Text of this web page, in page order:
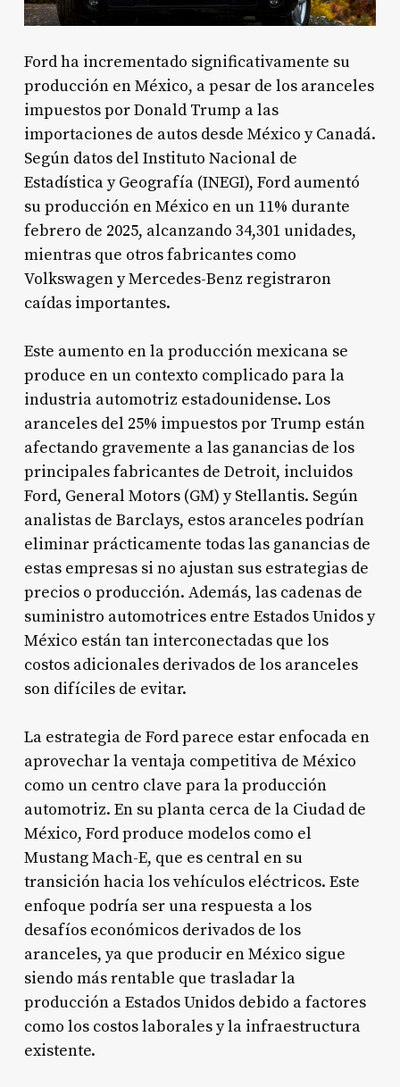
Ford ha incrementado significativamente su
producción en México, a pesar de los aranceles
impuestos por Donald Trump a las
importaciones de autos desde México y Canadá.
Según datos del Instituto Nacional de
Estadística y Geografía (INEGI), Ford aumentó
su producción en México en un 11% durante
febrero de 2025, alcanzando 34,301 unidades,
mientras que otros fabricantes como
Volkswagen y Mercedes-Benz registraron
caídas importantes.
Este aumento en la producción mexicana se
produce en un contexto complicado para la
industria automotriz estadounidense. Los
aranceles del 25% impuestos por Trump están
afectando gravemente a las ganancias de los
principales fabricantes de Detroit, incluidos
Ford, General Motors (GM) y Stellantis. Según
analistas de Barclays, estos aranceles podrían
eliminar prácticamente todas las ganancias de
estas empresas si no ajustan sus estrategias de
precios o producción. Además, las cadenas de
suministro automotrices entre Estados Unidos y
México están tan interconectadas que los
costos adicionales derivados de los aranceles
son difíciles de evitar.
La estrategia de Ford parece estar enfocada en
aprovechar la ventaja competitiva de México
como un centro clave para la producción
automotriz. En su planta cerca de la Ciudad de
México, Ford produce modelos como el
Mustang Mach-E, que es central en su
transición hacia los vehículos eléctricos. Este
enfoque podría ser una respuesta a los
desafíos económicos derivados de los
aranceles, ya que producir en México sigue
siendo más rentable que trasladar la
producción a Estados Unidos debido a factores
como los costos laborales y la infraestructura
existente.